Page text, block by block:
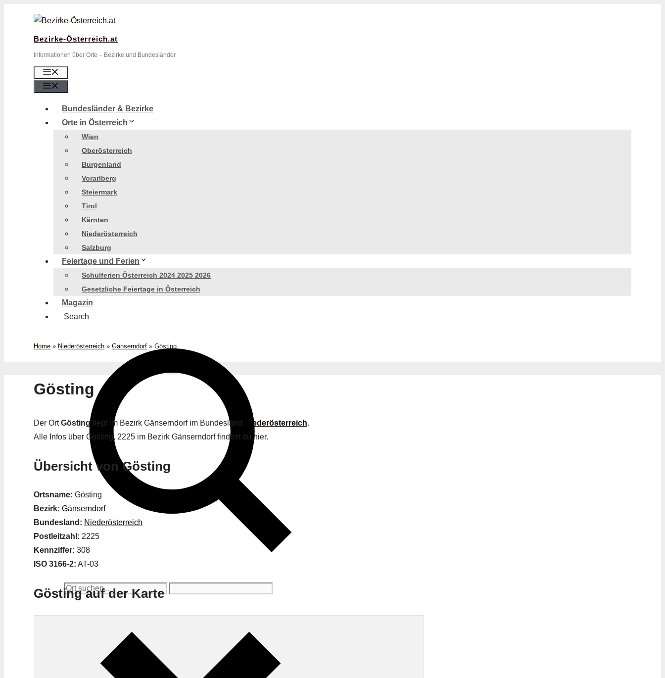
Bezirke-Österreich.at
Informationen über Orte – Bezirke und Bundesländer
Bundesländer & Bezirke
Orte in Österreich
Wien
Oberösterreich
Burgenland
Vorarlberg
Steiermark
Tirol
Kärnten
Niederösterreich
Salzburg
Feiertage und Ferien
Schulferien Österreich 2024 2025 2026
Gesetzliche Feiertage in Österreich
Magazin
Search
Home » Niederösterreich » Gänserndorf » Gösting
Gösting
Der OrtGösting liegt im Bezirk Gänserndorf im Bundesland Niederösterreich.
Alle Infos über Gösting, 2225 im Bezirk Gänserndorf findest du hier.
Übersicht von Gösting
Ortsname: Gösting
Bezirk: Gänserndorf
Bundesland: Niederösterreich
Postleitzahl: 2225
Kennziffer: 308
ISO 3166-2: AT-03
Gösting auf der Karte